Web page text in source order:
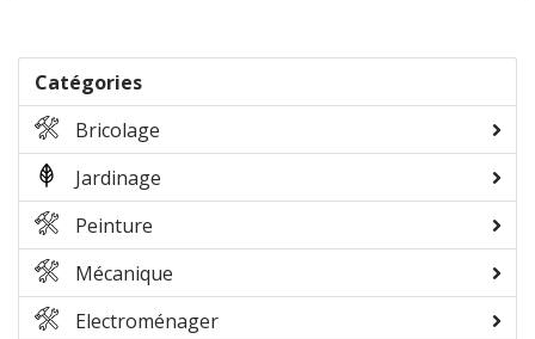
Catégories
Bricolage
Jardinage
Peinture
Mécanique
Electroménager